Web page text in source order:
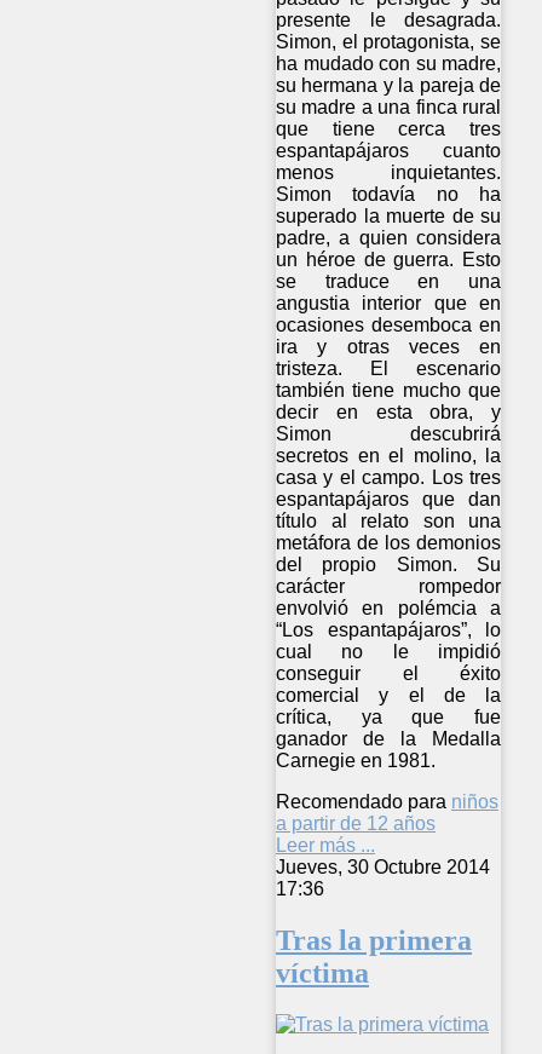
presente le desagrada.
Simon, el protagonista, se
ha mudado con su madre,
su hermana y la pareja de
su madre a una finca rural
que tiene cerca tres
espantapájaros cuanto
menos inquietantes.
Simon todavía no ha
superado la muerte de su
padre, a quien considera
un héroe de guerra. Esto
se traduce en una
angustia interior que en
ocasiones desemboca en
ira y otras veces en
tristeza. El escenario
también tiene mucho que
decir en esta obra, y
Simon descubrirá
secretos en el molino, la
casa y el campo. Los tres
espantapájaros que dan
título al relato son una
metáfora de los demonios
del propio Simon. Su
carácter rompedor
envolvió en polémcia a
“Los espantapájaros”, lo
cual no le impidió
conseguir el éxito
comercial y el de la
crítica, ya que fue
ganador de la Medalla
Carnegie en 1981.
Recomendado para niños
a partir de 12 años
Leer más ...
Jueves, 30 Octubre 2014
17:36
Tras la primera
víctima